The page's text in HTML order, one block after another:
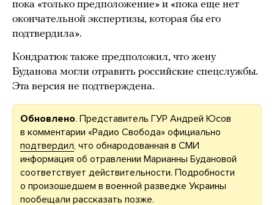
пока «только предположение» и «пока еще нет
окончательной экспертизы, которая бы его
подтвердила».
Кондратюк также предположил, что жену
Буданова могли отравить российские спецслужбы.
Эта версия не подтверждена.
Обновлено. Представитель ГУР Андрей Юсов
в комментарии «Радио Свобода» официально
подтвердил, что обнародованная в СМИ
информация об отравлении Марианны Будановой
соответствует действительности. Подробности
о произошедшем в военной разведке Украины
пообещали рассказать позже.